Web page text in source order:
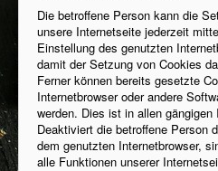
Die betroffene Person kann die
unsere Internetseite jederzeit
Einstellung des genutzten
damit der Setzung von Cookies
Ferner können bereits gesetzte
Internetbrowser oder andere
werden. Dies ist in allen
Deaktiviert die betroffene Person
dem genutzten Internetbrowser,
alle Funktionen unserer